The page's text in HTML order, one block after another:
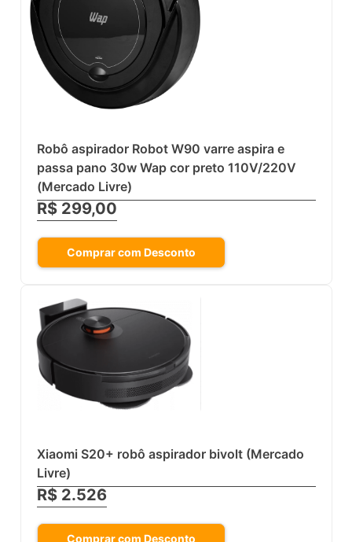
Robô aspirador Robot W90 varre aspira e
passa pano 30w Wap cor preto 110V/220V
(Mercado Livre)
R$ 299,00
Comprar com Desconto
Xiaomi S20+ robô aspirador bivolt (Mercado
Livre)
R$ 2.526
Comprar com Desconto